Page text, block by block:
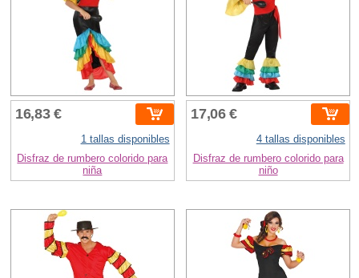
16,83 €
1 tallas disponibles
Disfraz de rumbero colorido para
niña
17,06 €
4 tallas disponibles
Disfraz de rumbero colorido para
niño